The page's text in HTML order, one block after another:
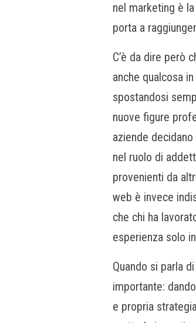
nel marketing è
porta a
C’è da dire però
anche qualcosa
spostandosi
nuove figure
aziende
nel ruolo di
provenienti da
web è invece
che chi ha
esperienza solo
Quando si parla
importante:
e propria